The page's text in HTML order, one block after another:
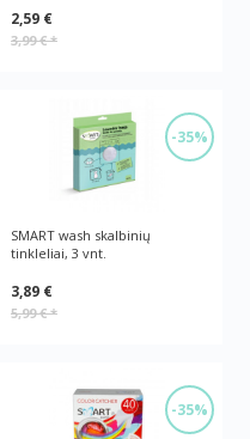
2,59 €
3,99 €*
-35%
SMART wash skalbinių
tinkleliai, 3 vnt.
3,89 €
5,99 €*
-35%